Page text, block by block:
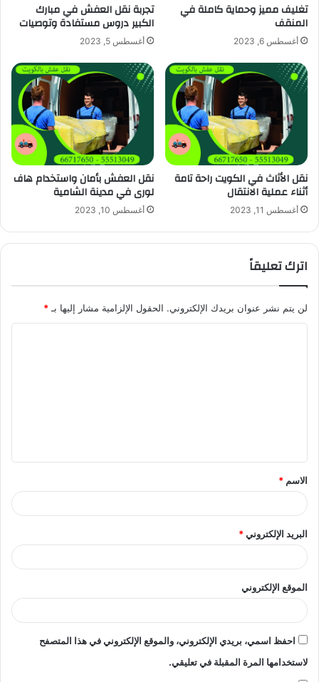
تغليف مميز وحماية كاملة في
المنقف
أغسطس 6, 2023
تجربة نقل العفش في مبارك
الكبير دروس مستفادة وتوصيات
أغسطس 5, 2023
نقل الأثاث في الكويت راحة تامة
أثناء عملية الانتقال
أغسطس 11, 2023
نقل العفش بأمان واستخدام هاف
لورى في مدينة الشامية
أغسطس 10, 2023
اترك تعليقاً
لن يتم نشر عنوان بريدك الإلكتروني. الحقول الإلزامية مشار إليها بـ*
ق
*
الاسم *
البريد الإلكتروني*
الموقع الإلكتروني
احفظ اسمي، بريدي الإلكتروني، والموقع الإلكتروني في هذا المتصفح
لاستخدامها المرة المقبلة في تعليقي.